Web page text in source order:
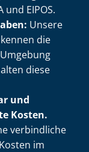
und EIPOS.
Unsere
die
diese
und
Kosten.
verbindliche
im